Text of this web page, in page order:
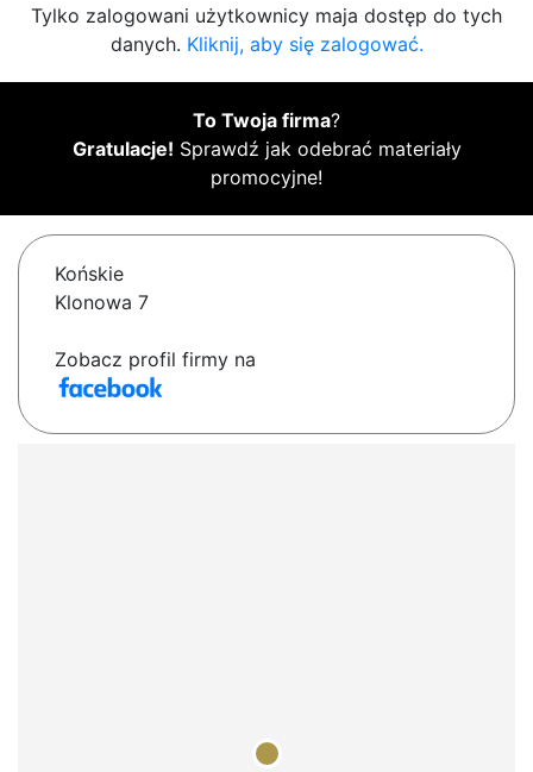
Tylko zalogowani użytkownicy maja dostęp do tych
danych. Kliknij, aby się zalogować.
To Twoja firma?
Gratulacje! Sprawdź jak odebrać materiały
promocyjne!
Końskie
Klonowa 7
Zobacz profil firmy na